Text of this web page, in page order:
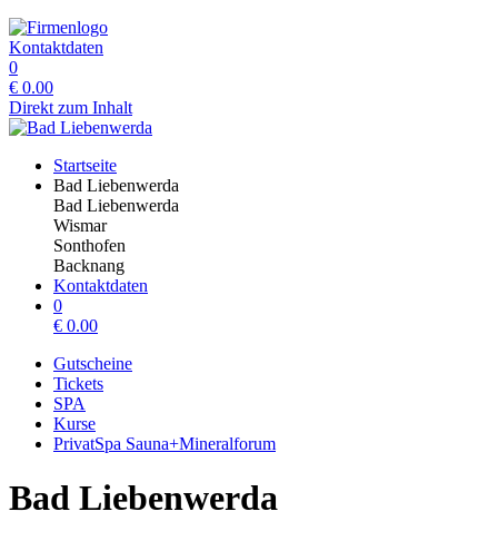
Kontaktdaten
0
€ 0.00
Direkt zum Inhalt
Startseite
Bad Liebenwerda
Bad Liebenwerda
Wismar
Sonthofen
Backnang
Kontaktdaten
0
€ 0.00
Gutscheine
Tickets
SPA
Kurse
PrivatSpa Sauna+Mineralforum
Bad Liebenwerda